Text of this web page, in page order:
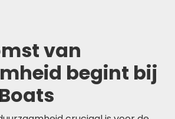
van
begint bij